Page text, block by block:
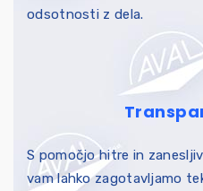
odsotnosti z dela.
S pomočjo hitre in
vam lahko zagotavljamo